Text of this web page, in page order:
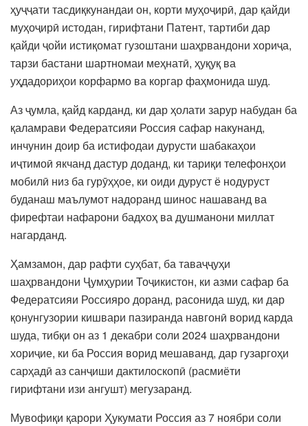
ҳуҷҷати тасдиқкунандаи он, корти муҳоҷирӣ, дар қайди
муҳоҷирӣ истодан, гирифтани Патент, тартиби дар
қайди ҷойи истиқомат гузоштани шаҳрвандони хориҷа,
тарзи бастани шартномаи меҳнатӣ, ҳуқуқ ва
уҳдадориҳои корфармо ва коргар фаҳмонида шуд.
Аз ҷумла, қайд карданд, ки дар ҳолати зарур набудан ба
қаламрави Федератсияи Россия сафар накунанд,
инчунин доир ба истифодаи дурусти шабакаҳои
иҷтимоӣ якчанд дастур доданд, ки тариқи телефонҳои
мобилӣ низ ба гурӯҳҳое, ки оиди дуруст ё нодуруст
буданаш маълумот надоранд шинос нашаванд ва
фирефтаи нафарони бадхоҳ ва душманони миллат
нагарданд.
Ҳамзамон, дар рафти суҳбат, ба таваҷҷуҳи
шаҳрвандони Ҷумҳурии Тоҷикистон, ки азми сафар ба
Федератсияи Россияро доранд, расонида шуд, ки дар
қонунгузории кишвари пазиранда навгонӣ ворид карда
шуда, тибқи он аз 1 декабри соли 2024 шаҳрвандони
хориҷие, ки ба Россия ворид мешаванд, дар гузаргоҳи
сарҳадӣ аз санҷиши дактилоскопӣ (расмиёти
гирифтани изи ангушт) мегузаранд.
Мувофиқи қарори Ҳукумати Россия аз 7 ноябри соли